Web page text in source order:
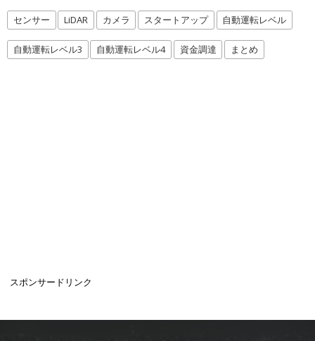
センサー LiDAR カメラ スタートアップ 自動運転レベル
自動運転レベル3 自動運転レベル4 資金調達 まとめ
スポンサードリンク